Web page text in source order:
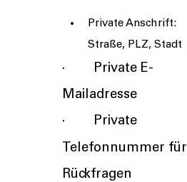
Private Anschrift:
Straße, PLZ, Stadt
· Private E-
Mailadresse
· Private
Telefonnummer für
Rückfragen